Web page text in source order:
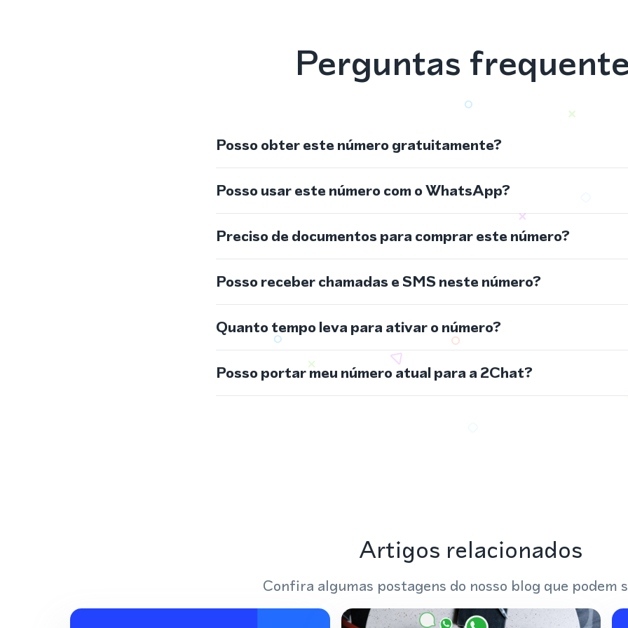
Perguntas
Posso obter este número gratuitamente?
Posso usar este número com o WhatsApp?
Preciso de documentos para comprar este número?
Posso receber chamadas e SMS neste número?
Quanto tempo leva para ativar o número?
Posso portar meu número atual para a 2Chat?
Artigos relacionados
Confira algumas postagens do nosso blog que podem